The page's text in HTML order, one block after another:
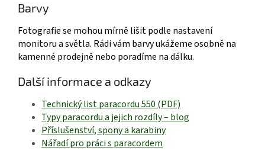
Barvy
Fotografie se mohou mírně lišit podle nastavení
monitoru a světla. Rádi vám barvy ukážeme osobně na
kamenné prodejně nebo poradíme na dálku.
Další informace a odkazy
Technický list paracordu 550 (PDF)
Typy paracordu a jejich rozdíly – blog
Příslušenství, spony a karabiny
Nářadí pro práci s paracordem